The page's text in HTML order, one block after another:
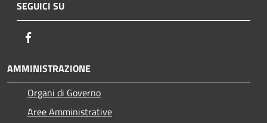
SEGUICI SU
AMMINISTRAZIONE
Organi di Governo
Aree Amministrative